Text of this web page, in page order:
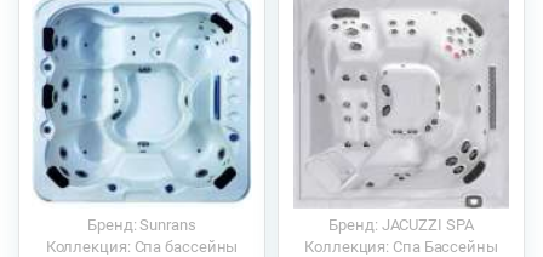
Бренд: Sunrans
Коллекция: Спа бассейны
Бренд: JACUZZI SPA
Коллекция: Спа Бассейны